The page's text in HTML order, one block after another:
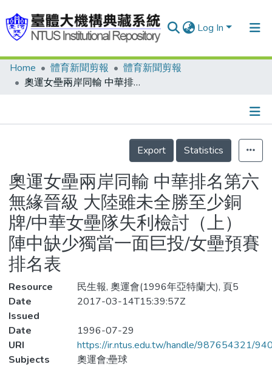
Log In
Communities & Collections
Statistics
Home 體育新聞剪報
體育新聞剪報
奧運女壘兩岸同輸 中華排名第六無緣晉級 大陸雖未全勝至少銅牌/中華女壘隊失利檢討（上） 陣中缺少獨當一面巨投/女壘預賽排名表
Details
Export
Statistics
奧運女壘兩岸同輸 中華排名第六
無緣晉級 大陸雖未全勝至少銅
牌/中華女壘隊失利檢討（上）
陣中缺少獨當一面巨投/女壘預賽
排名表
Resource
民生報, 奧運會(1996年亞特蘭大), 頁5
Date
Issued
2017-03-14T15:39:57Z
Date
1996-07-29
URI
https://ir.ntus.edu.tw/handle/987654321/
Subjects
奧運會;壘球